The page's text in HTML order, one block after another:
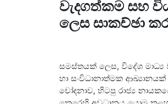
වැදගත්කම සහ
ලෙස සාකච්ඡා
සමස්තයක් ලෙස, විදේශ මාධ්‍ය
හා සංවිධානාත්මක
චෝදනාව, හිටපු රාජ්‍ය